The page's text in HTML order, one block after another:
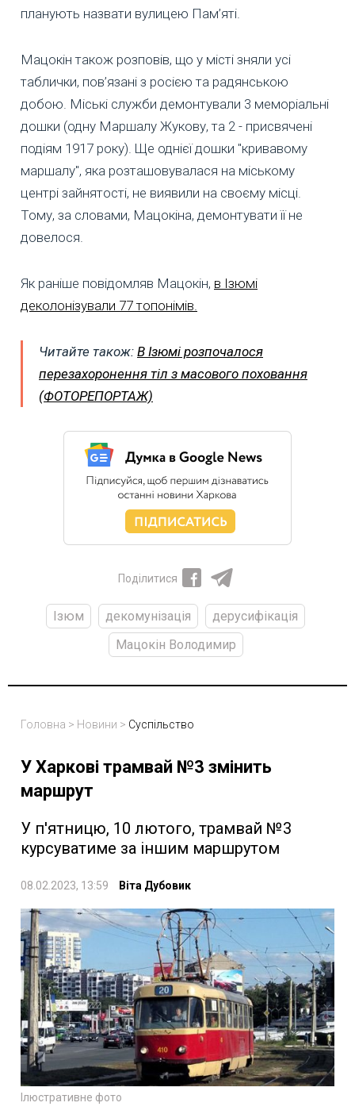
планують назвати вулицею Пам’яті.
Мацокін також розповів, що у місті зняли усі
таблички, пов’язані з росією та радянською
добою. Міські служби демонтували 3 меморіальні
дошки (одну Маршалу Жукову, та 2 - присвячені
подіям 1917 року). Ще однієї дошки "кривавому
маршалу", яка розташовувалася на міському
центрі зайнятості, не виявили на своєму місці.
Тому, за словами, Мацокіна, демонтувати її не
довелося.
Як раніше повідомляв Мацокін, в Ізюмі
деколонізували 77 топонімів.
Читайте також: В Ізюмі розпочалося
перезахоронення тіл з масового поховання
(ФОТОРЕПОРТАЖ)
Поділитися
Ізюм декомунізація
дерусифікація
Мацокін Володимир
Головна > Новини > Суспільство
У Харкові трамвай №3 змінить
маршрут
У п'ятницю, 10 лютого, трамвай №3
курсуватиме за іншим маршрутом
08.02.2023, 13:59 Віта Дубовик
Ілюстративне фото